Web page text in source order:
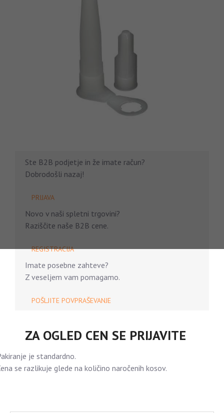
Ste B2B podjetje in že imate račun?
Dobrodošli nazaj!
PRIJAVA
Novo v naši spletni trgovini?
Raziščite naše B2B cene.
REGISTRACIJA
Imate posebne zahteve?
Z veseljem vam pomagamo.
POŠLJITE POVPRAŠEVANJE
ZA OGLED CEN SE PRIJAVITE
je standardno.
se razlikuje glede na količino naročenih kosov.